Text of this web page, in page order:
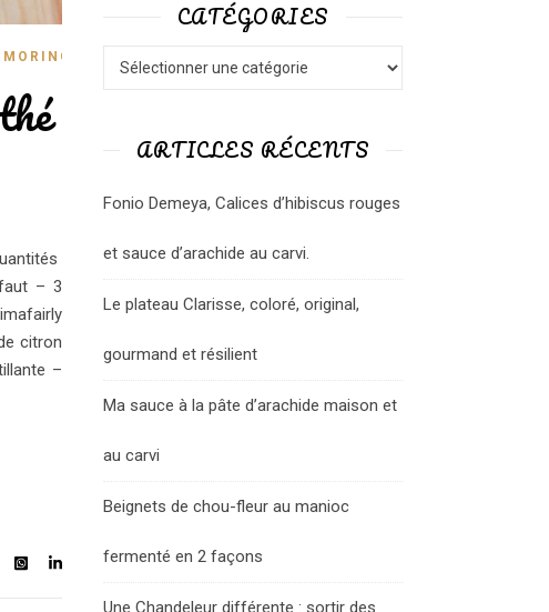
MORINGA
– 3
citron
–
CATÉGORIES
ARTICLES RÉCENTS
Fonio Demeya, Calices d’hibiscus rouges
et sauce d’arachide au carvi.
Le plateau Clarisse, coloré, original,
gourmand et résilient
Ma sauce à la pâte d’arachide maison et
au carvi
Beignets de chou-fleur au manioc
fermenté en 2 façons
Une Chandeleur différente : sortir des